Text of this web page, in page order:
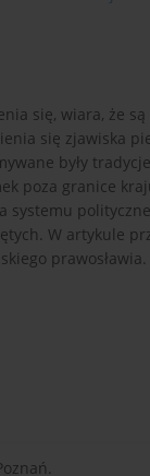
się, wiara, że
się zjawiska
były
poza granice
systemu
W artykule
prawosławia.